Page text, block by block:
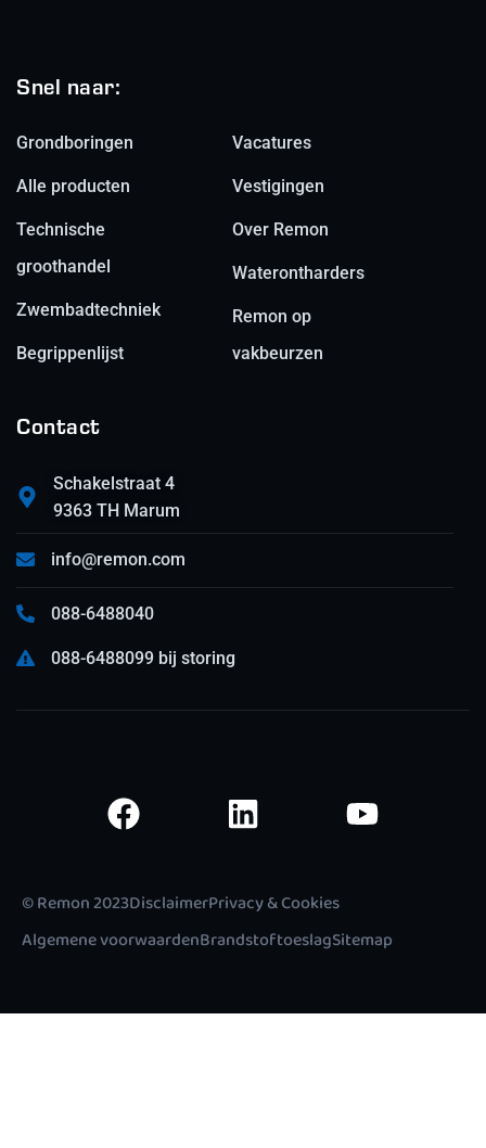
Snel naar:
Grondboringen
Alle producten
Technische
groothandel
Zwembadtechniek
Begrippenlijst
Vacatures
Vestigingen
Over Remon
Waterontharders
Remon op
vakbeurzen
Contact
Schakelstraat 4
9363 TH Marum
info@remon.com
088-6488040
088-6488099 bij storing
© Remon 2023DisclaimerPrivacy & Cookies
Algemene voorwaardenBrandstoftoeslagSitemap